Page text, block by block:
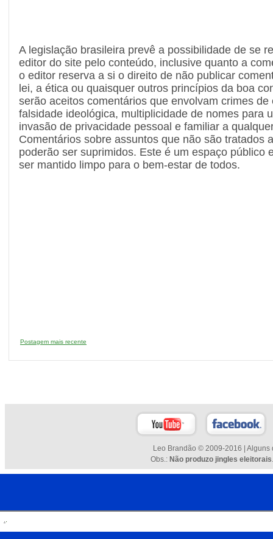
A legislação brasileira prevê a possibilidade de se
editor do site pelo conteúdo, inclusive quanto a
o editor reserva a si o direito de não publicar
lei, a ética ou quaisquer outros princípios da boa
serão aceitos comentários que envolvam crimes de
falsidade ideológica, multiplicidade de nomes para
invasão de privacidade pessoal e familiar a
Comentários sobre assuntos que não são tratados
poderão ser suprimidos. Este é um espaço público
ser mantido limpo para o bem-estar de todos.
Postagem mais recente
Leo Brandão © 2009-2016 |
Obs.: Não produzo jingles eleitorais